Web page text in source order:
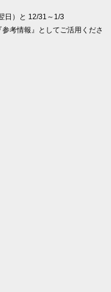
日）と 12/31～1/3
考情報』としてご活用くださ